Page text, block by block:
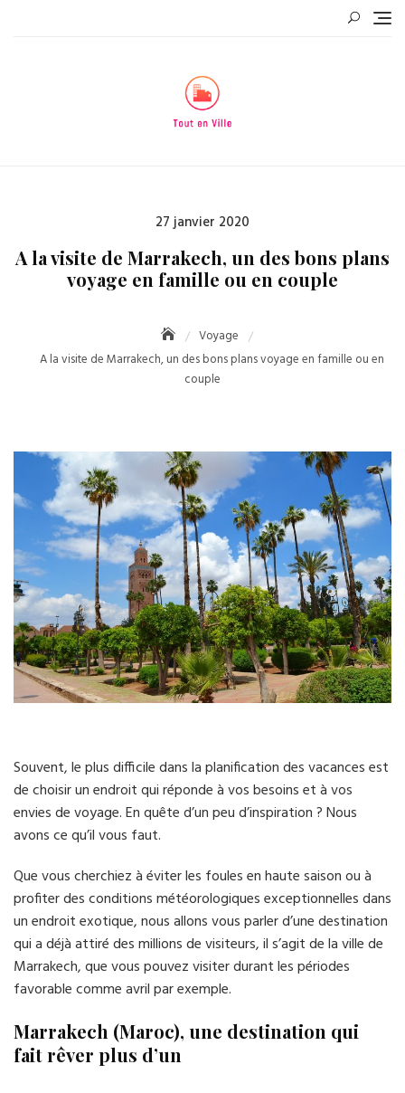
Posted
on
27 janvier 2020
A la visite de Marrakech, un des bons plans
voyage en famille ou en couple
Voyage
A la visite de Marrakech, un des bons plans voyage en famille ou en
couple
Souvent, le plus difficile dans la planification des vacances est
de choisir un endroit qui réponde à vos besoins et à vos
envies de voyage. En quête d’un peu d’inspiration ? Nous
avons ce qu’il vous faut.
Que vous cherchiez à éviter les foules en haute saison ou à
profiter des conditions météorologiques exceptionnelles dans
un endroit exotique, nous allons vous parler d’une destination
qui a déjà attiré des millions de visiteurs, il s’agit de la ville de
Marrakech, que vous pouvez visiter durant les périodes
favorable comme avril par exemple.
Marrakech (Maroc), une destination qui
fait rêver plus d’un